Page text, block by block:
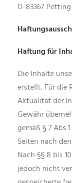
D-83367 Petting
Haftung für
Die Inhalte
erstellt. Für die
Aktualität der
Gewähr
gemäß § 7
Seiten nach
Nach §§ 8 bis
jedoch nicht